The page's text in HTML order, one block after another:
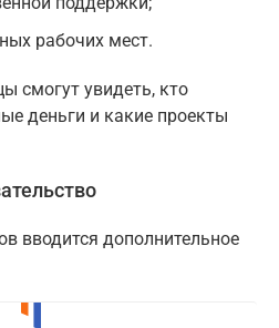
рабочих мест.
смогут увидеть, кто
деньги и какие проекты
вводится дополнительное